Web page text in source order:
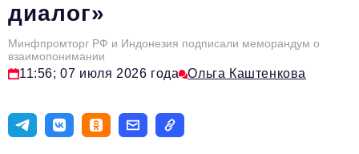
Юридический практикум
Стиль жизни
Туризм
ОПК
диалог»
Минфпромторг РФ и Индонезия подписали меморандум о
взаимопонимании
11:56; 07 июля 2026 года Ольга Каштенкова